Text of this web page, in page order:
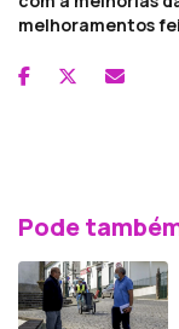
melhoramentos
Pode